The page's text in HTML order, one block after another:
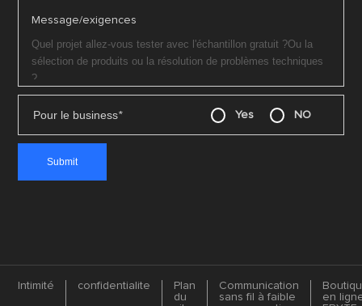
Message/exigences
Pour le business* Yes NO
Intimité confidentialite
Plan
du
Communication
sans fil à faible
en